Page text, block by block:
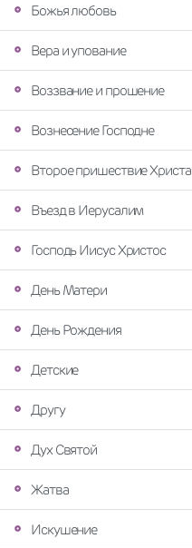
Божья любовь
Вера и упование
Воззвание и прошение
Вознесение Господне
Второе пришествие Христа
Въезд в Иерусалим
Господь Иисус Христос
День Матери
День Рождения
Детские
Другу
Дух Святой
Жатва
Искушение